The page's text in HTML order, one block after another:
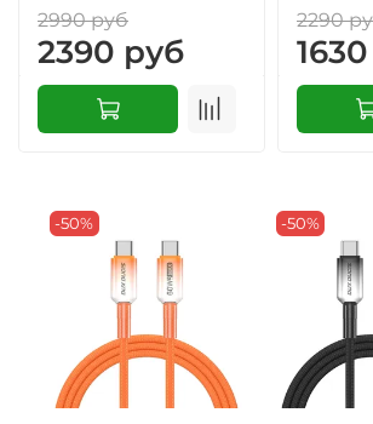
2990 руб
2390 руб
2290
-50% -50%